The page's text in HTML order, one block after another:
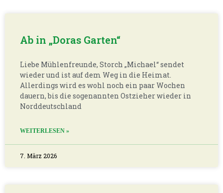
Ab in „Doras Garten“
Liebe Mühlenfreunde, Storch „Michael“ sendet
wieder und ist auf dem Weg in die Heimat.
Allerdings wird es wohl noch ein paar Wochen
dauern, bis die sogenannten Ostzieher wieder in
Norddeutschland
WEITERLESEN »
7. März 2026